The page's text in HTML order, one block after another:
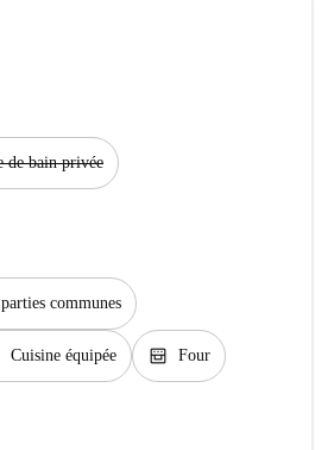
de bain privée
communes
Cuisine équipée oven_gen Four